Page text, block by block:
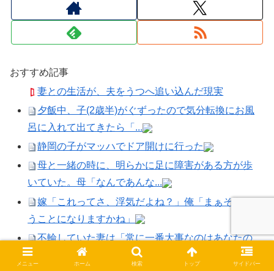
おすすめ記事
妻との生活が、夫をうつへ追い込んだ現実
夕飯中、子(2歳半)がぐずったので気分転換にお風
呂に入れて出てきたら「...
静岡の子がマッハでドア開けに行った
母と一緒の時に、明らかに足に障害がある方が歩
いていた。母「なんであんな...
嫁「これってさ、浮気だよね？」俺「まぁそうい
うことになりますかね」
不輪していた妻は「常に一番大事なのはあなたの
方だった。不輪をズルズル引...
メニュー ホーム 検索 トップ サイドバー